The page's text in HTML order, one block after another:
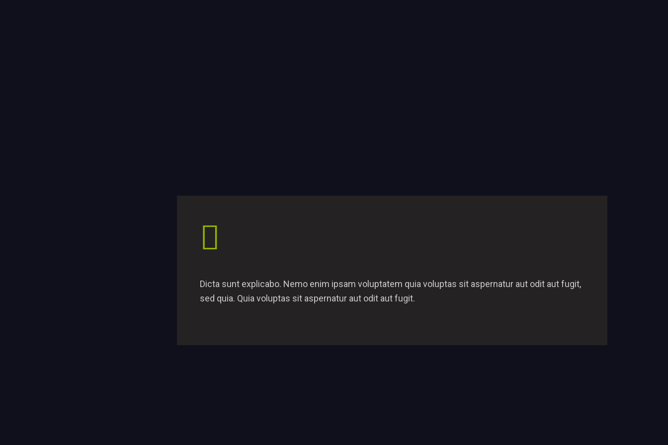
Dicta sunt explicabo. Nemo enim ipsam voluptatem quia voluptas sit aspernatur aut odit aut fugit,
sed quia. Quia voluptas sit aspernatur aut odit aut fugit.